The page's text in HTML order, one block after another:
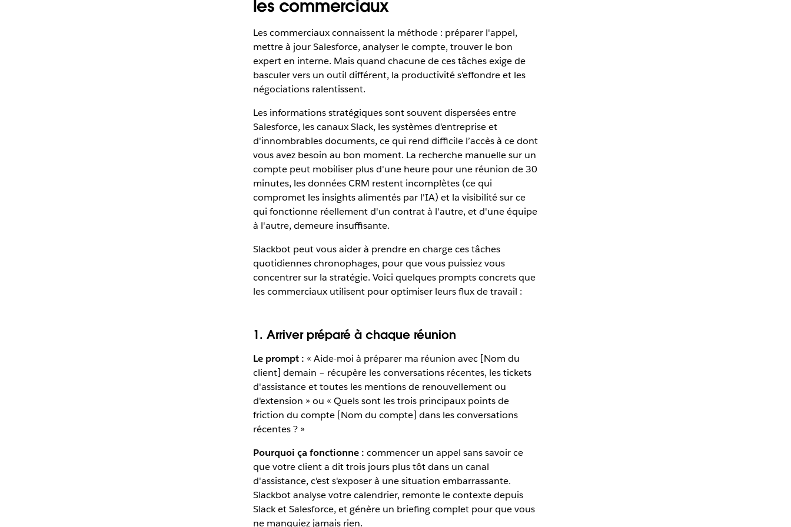
les commerciaux
Les commerciaux connaissent la méthode : préparer l'appel,
mettre à jour Salesforce, analyser le compte, trouver le bon
expert en interne. Mais quand chacune de ces tâches exige de
basculer vers un outil différent, la productivité s'effondre et les
négociations ralentissent.
Les informations stratégiques sont souvent dispersées entre
Salesforce, les canaux Slack, les systèmes d'entreprise et
d'innombrables documents, ce qui rend difficile l’accès à ce dont
vous avez besoin au bon moment. La recherche manuelle sur un
compte peut mobiliser plus d'une heure pour une réunion de 30
minutes, les données CRM restent incomplètes (ce qui
compromet les insights alimentés par l'IA) et la visibilité sur ce
qui fonctionne réellement d'un contrat à l'autre, et d'une équipe
à l'autre, demeure insuffisante.
Slackbot peut vous aider à prendre en charge ces tâches
quotidiennes chronophages, pour que vous puissiez vous
concentrer sur la stratégie. Voici quelques prompts concrets que
les commerciaux utilisent pour optimiser leurs flux de travail :
1. Arriver préparé à chaque réunion
Le prompt : « Aide-moi à préparer ma réunion avec [Nom du
client] demain – récupère les conversations récentes, les tickets
d'assistance et toutes les mentions de renouvellement ou
d'extension » ou « Quels sont les trois principaux points de
friction du compte [Nom du compte] dans les conversations
récentes ? »
Pourquoi ça fonctionne : commencer un appel sans savoir ce
que votre client a dit trois jours plus tôt dans un canal
d'assistance, c'est s'exposer à une situation embarrassante.
Slackbot analyse votre calendrier, remonte le contexte depuis
Slack et Salesforce, et génère un briefing complet pour que vous
ne manquiez jamais rien.